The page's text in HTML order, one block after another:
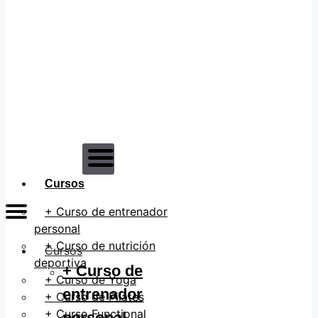
Cursos
+ Curso de entrenador
personal
+Curso de nutrición
deportiva
+Curso de Yoga
+ Curso de Pilates
+ Curso Functional
Menú
Cursos
+Curso de
entrenador